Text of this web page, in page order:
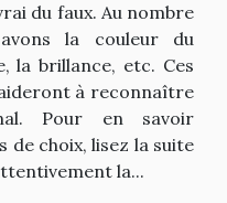
du faux. Au nombre
la couleur du
la brillance, etc. Ces
à reconnaître
Pour en savoir
de choix, lisez la suite
la...